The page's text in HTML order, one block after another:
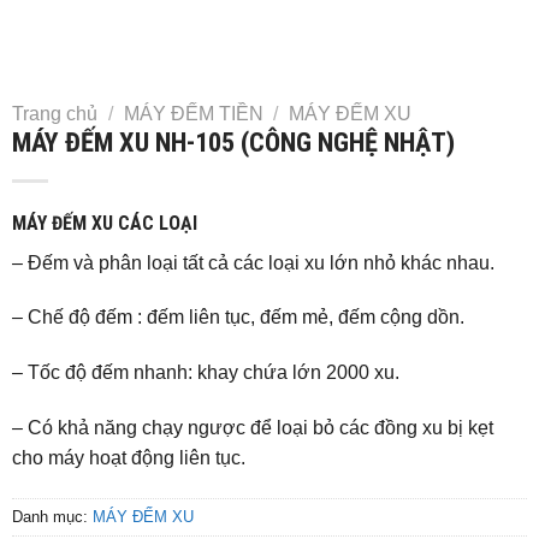
Trang chủ / MÁY ĐẾM TIỀN / MÁY ĐẾM XU
MÁY ĐẾM XU NH-105 (CÔNG NGHỆ NHẬT)
MÁY ĐẾM XU CÁC LOẠI
– Đếm và phân loại tất cả các loại xu lớn nhỏ khác nhau.
– Chế độ đếm : đếm liên tục, đếm mẻ, đếm cộng dồn.
– Tốc độ đếm nhanh: khay chứa lớn 2000 xu.
– Có khả năng chạy ngược để loại bỏ các đồng xu bị kẹt
cho máy hoạt động liên tục.
Danh mục: MÁY ĐẾM XU